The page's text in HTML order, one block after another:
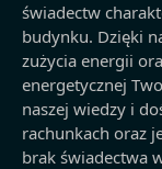
świadectw
budynku. Dzięki
zużycia energii
energetycznej
naszej wiedzy i
rachunkach oraz
brak świadectwa